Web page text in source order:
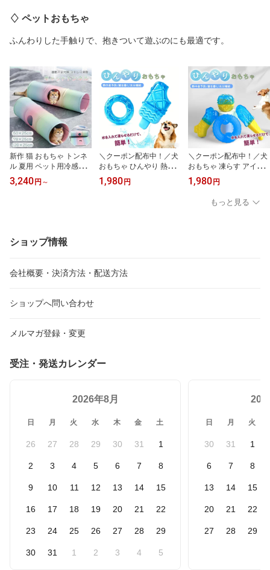
裏起毛 長袖 プルオーバ
ー カンガルー式 猫だっ
ゆったり 小動物入れ お
用 小型犬
品
ーメイドグッズ
♢ ペットおもちゃ
ふんわりした手触りで、抱きついて遊ぶのにも最適です。
新作 猫 おもちゃ トンネ
ル 夏用 ペット用冷感マ
ット 猫用ベッド キャッ
トトンネル 猫のおもちゃ
成猫 子犬
3,240 円 ～
＼クーポン配布中！／犬
おもちゃ ひんやり 熱中
症予防 凍らせる 楽しい
丈夫 噛み応え抜群 安全
1,980 円
＼クーポン配布中！／犬
おもちゃ 凍らす アイスT
OY アイストイ 一人遊び
噛む 玩具 サメ 骨 熱中症
対策 投げて遊ぶ 噛んで
遊ぶ 凍らせて遊べる 暑
1,980 円
もっと見る
ショップ情報
会社概要・決済方法・配送方法
ショップへ問い合わせ
メルマガ登録・変更
受注・発送カレンダー
2026年8月
日 月 火 水 木 金 土
26 27 28 29 30 31 1
2 3 4 5 6 7 8
9 10 11 12 13 14 15
16 17 18 19 20 21 22
23 24 25 26 27 28 29
30 31 1 2 3 4 5
日 月 火
30 31 1
6 7 8
13 14 15
20 21 22
27 28 29